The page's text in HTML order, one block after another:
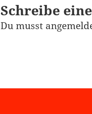
Schreibe
Du musst